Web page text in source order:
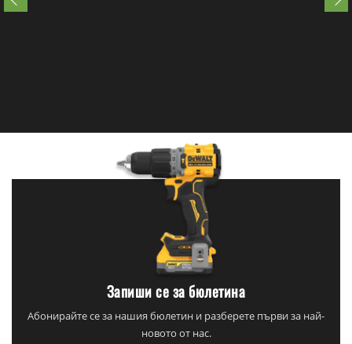
Запиши се за бюлетина
Абонирайте се за нашия бюлетин и разберете първи за най-
новото от нас.